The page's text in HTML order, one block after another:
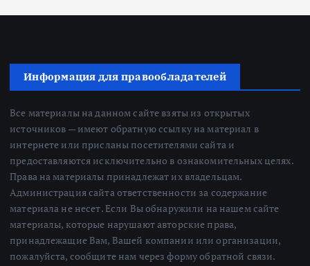
Информация для правообладателей
Все материалы на данном сайте взяты из открытых
источников — имеют обратную ссылку на материал в
интернете или присланы посетителями сайта и
предоставляются исключительно в ознакомительных целях.
Права на материалы принадлежат их владельцам.
Администрация сайта ответственности за содержание
материала не несет. Если Вы обнаружили на нашем сайте
материалы, которые нарушают авторские права,
принадлежащие Вам, Вашей компании или организации,
пожалуйста, сообщите нам через форму обратной связи.